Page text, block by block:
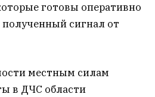
готовы оперативно
сигнал от
местным силам
в ДЧС области